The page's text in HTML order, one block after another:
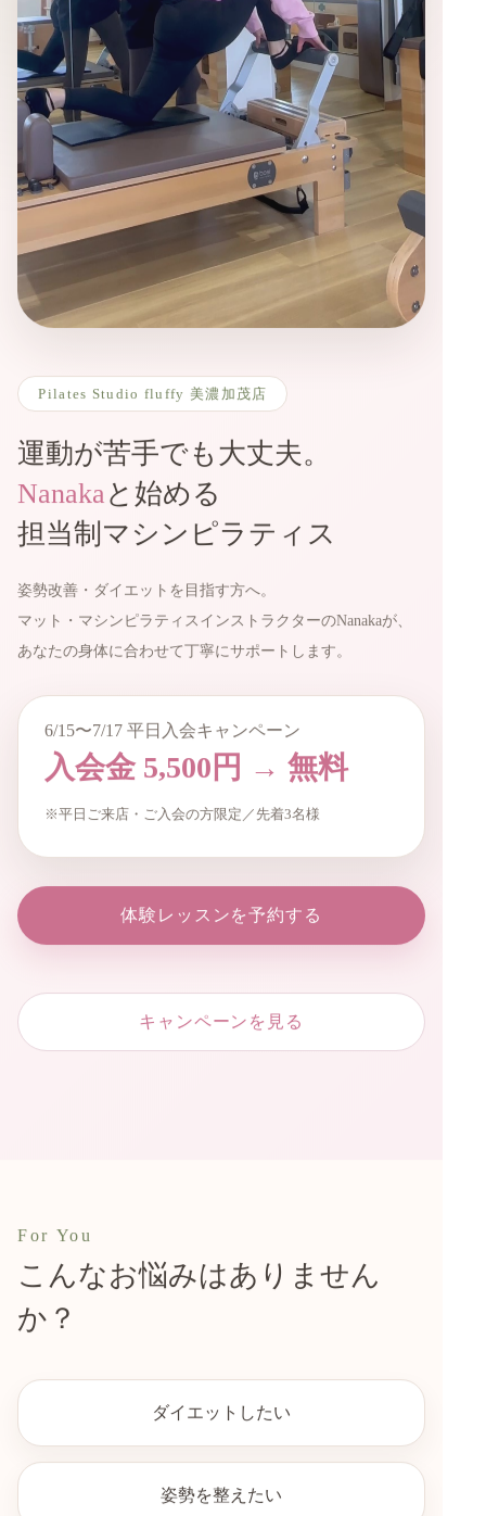
Pilates Studio fluffy 美濃加茂店
運動が苦手でも大丈夫。
Nanakaと始める
担当制マシンピラティス
姿勢改善・ダイエットを目指す方へ。
マット・マシンピラティスインストラクターのNanakaが、
あなたの身体に合わせて丁寧にサポートします。
6/15〜7/17 平日入会キャンペーン
入会金 5,500円 → 無料
※平日ご来店・ご入会の方限定／先着3名様
体験レッスンを予約する
キャンペーンを見る
For You
こんなお悩みはありません
か？
ダイエットしたい
姿勢を整えたい